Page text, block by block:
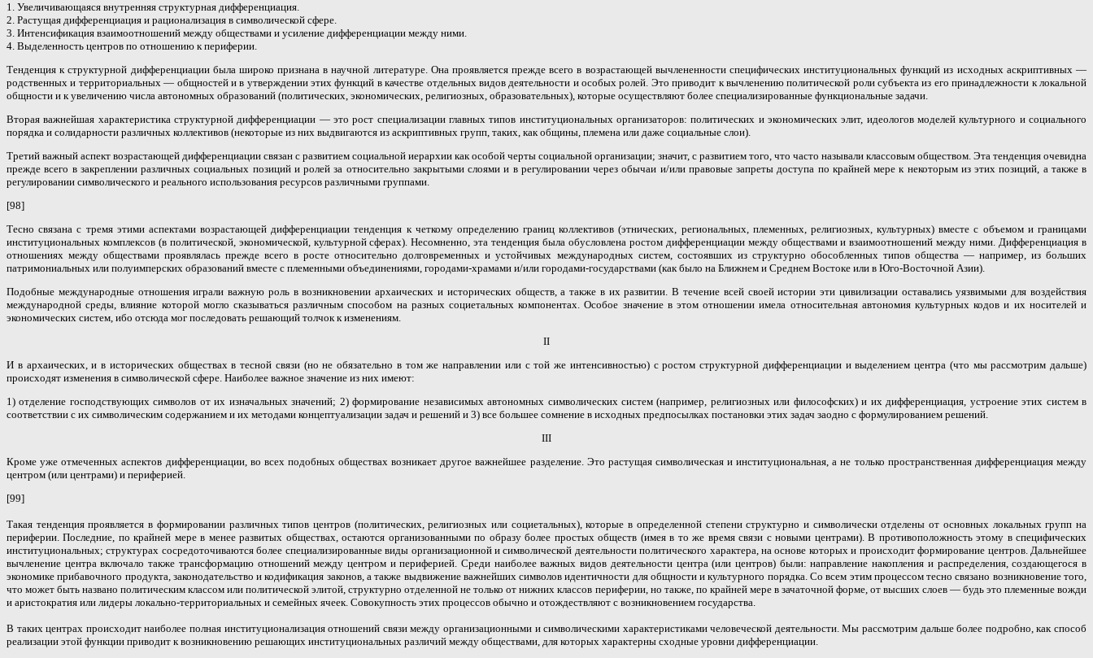
1. Увеличивающаяся внутренняя структурная дифференциация.
2. Растущая дифференциация и рационализация в символической сфере.
3. Интенсификация взаимоотношений между обществами и усиление дифференциации между ними.
4. Выделенность центров по отношению к периферии.
Тенденция к структурной дифференциации была широко признана в научной литературе. Она проявляется прежде всего в возрастающей вычлененности специфических институциональных функций из исходных аскриптивных —
родственных и территориальных — общностей и в утверждении этих функций в качестве отдельных видов деятельности и особых ролей. Это приводит к вычленению политической роли субъекта из его принадлежности к локальной
общности и к увеличению числа автономных образований (политических, экономических, религиозных, образовательных), которые осуществляют более специализированные функциональные задачи.
Вторая важнейшая характеристика структурной дифференциации — это рост специализации главных типов институциональных организаторов: политических и экономических элит, идеологов моделей культурного и социального
порядка и солидарности различных коллективов (некоторые из них выдвигаются из аскриптивных групп, таких, как общины, племена или даже социальные слои).
Третий важный аспект возрастающей дифференциации связан с развитием социальной иерархии как особой черты социальной организации; значит, с развитием того, что часто называли классовым обществом. Эта тенденция очевидна
прежде всего в закреплении различных социальных позиций и ролей за относительно закрытыми слоями и в регулировании через обычаи и/или правовые запреты доступа по крайней мере к некоторым из этих позиций, а также в
регулировании символического и реального использования ресурсов различными группами.
[98]
Тесно связана с тремя этими аспектами возрастающей дифференциации тенденция к четкому определению границ коллективов (этнических, региональных, племенных, религиозных, культурных) вместе с объемом и границами
институциональных комплексов (в политической, экономической, культурной сферах). Несомненно, эта тенденция была обусловлена ростом дифференциации между обществами и взаимоотношений между ними. Дифференциация в
отношениях между обществами проявлялась прежде всего в росте относительно долговременных и устойчивых международных систем, состоявших из структурно обособленных типов общества — например, из больших
патримониальных или полуимперских образований вместе с племенными объединениями, городами-храмами и/или городами-государствами (как было на Ближнем и Среднем Востоке или в Юго-Восточной Азии).
Подобные международные отношения играли важную роль в возникновении архаических и исторических обществ, а также в их развитии. В течение всей своей истории эти цивилизации оставались уязвимыми для воздействия
международной среды, влияние которой могло сказываться различным способом на разных социетальных компонентах. Особое значение в этом отношении имела относительная автономия культурных кодов и их носителей и
экономических систем, ибо отсюда мог последовать решающий толчок к изменениям.
II
И в архаических, и в исторических обществах в тесной связи (но не обязательно в том же направлении или с той же интенсивностью) с ростом структурной дифференциации и выделением центра (что мы рассмотрим дальше)
происходят изменения в символической сфере. Наиболее важное значение из них имеют:
1) отделение господствующих символов от их изначальных значений; 2) формирование независимых автономных символических систем (например, религиозных или философских) и их дифференциация, устроение этих систем в
соответствии с их символическим содержанием и их методами концептуализации задач и решений и 3) все большее сомнение в исходных предпосылках постановки этих задач заодно с формулированием решений.
III
Кроме уже отмеченных аспектов дифференциации, во всех подобных обществах возникает другое важнейшее разделение. Это растущая символическая и институциональная, а не только пространственная дифференциация между
центром (или центрами) и периферией.
[99]
Такая тенденция проявляется в формировании различных типов центров (политических, религиозных или социетальных), которые в определенной степени структурно и символически отделены от основных локальных групп на
периферии. Последние, по крайней мере в менее развитых обществах, остаются организованными по образу более простых обществ (имея в то же время связи с новыми центрами). В противоположность этому в специфических
институциональных; структурах сосредоточиваются более специализированные виды организационной и символической деятельности политического характера, на основе которых и происходит формирование центров. Дальнейшее
вычленение центра включало также трансформацию отношений между центром и периферией. Среди наиболее важных видов деятельности центра (или центров) были: направление накопления и распределения, создающегося в
экономике прибавочного продукта, законодательство и кодификация законов, а также выдвижение важнейших символов идентичности для общности и культурного порядка. Со всем этим процессом тесно связано возникновение того,
что может быть названо политическим классом или политической элитой, структурно отделенной не только от нижних классов периферии, но также, по крайней мере в зачаточной форме, от высших слоев — будь это племенные вожди
и аристократия или лидеры локально-территориальных и семейных ячеек. Совокупность этих процессов обычно и отождествляют с возникновением государства.
В таких центрах происходит наиболее полная институционализация отношений связи между организационными и символическими характеристиками человеческой деятельности. Мы рассмотрим дальше более подробно, как способ
реализации этой функции приводит к возникновению решающих институциональных различий между обществами, для которых характерны сходные уровни дифференциации.